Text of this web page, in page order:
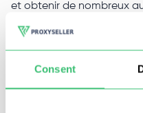
Consent
et obtenir de nombreux
cela deviendra
bloquer les comptes de